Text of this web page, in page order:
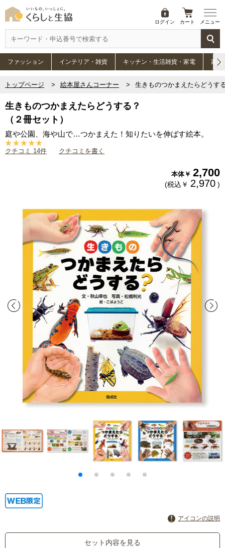
ログイン カート メニュー
ファッション インテリア・雑貨 キッチン・生活雑貨・家電 家具
トップページ 絵本屋さんコーナー 生きものつかまえたらどうす
生きものつかまえたらどうする？
（２冊セット）
庭や公園、海や山で…つかまえた！知りたいを伸ばす絵本。
クチコミ 14件 クチコミを書く
本体￥ 2,700
(税込￥ 2,970 )
アイコンの説明
セット内容を見る